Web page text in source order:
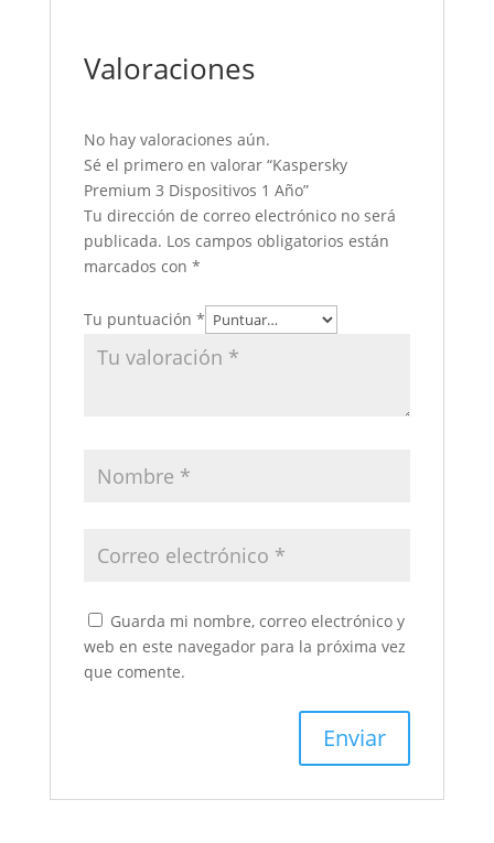
Valoraciones
No hay valoraciones aún.
Sé el primero en valorar “Kaspersky
Premium 3 Dispositivos 1 Año”
Tu dirección de correo electrónico no será
publicada. Los campos obligatorios están
marcados con *
Tu puntuación *
Guarda mi nombre, correo electrónico y
web en este navegador para la próxima vez
que comente.